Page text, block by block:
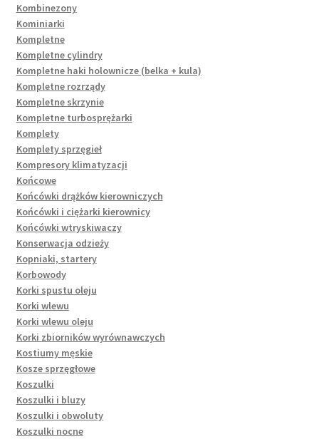
Kombinezony
Kominiarki
Kompletne
Kompletne cylindry
Kompletne haki holownicze (belka + kula)
Kompletne rozrządy
Kompletne skrzynie
Kompletne turbosprężarki
Komplety
Komplety sprzęgieł
Kompresory klimatyzacji
Końcowe
Końcówki drążków kierowniczych
Końcówki i ciężarki kierownicy
Końcówki wtryskiwaczy
Konserwacja odzieży
Kopniaki, startery
Korbowody
Korki spustu oleju
Korki wlewu
Korki wlewu oleju
Korki zbiorników wyrównawczych
Kostiumy męskie
Kosze sprzęgłowe
Koszulki
Koszulki i bluzy
Koszulki i obwoluty
Koszulki nocne